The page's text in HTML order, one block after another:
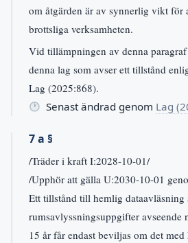
om åtgärden är av synnerlig vikt för
brottsliga verksamheten.
Vid tillämpningen av denna
denna lag som avser ett tillstånd
Lag (2025:868).
Senast ändrad genom Lag
7 a §
/Träder i kraft I:2028-10-01/
/Upphör att gälla U:2030-10-01
Ett tillstånd till hemlig dataavläsning
rumsavlyssningsuppgifter
15 år får endast beviljas om det